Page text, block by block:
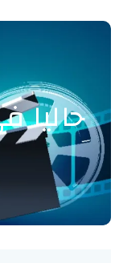
حاليا